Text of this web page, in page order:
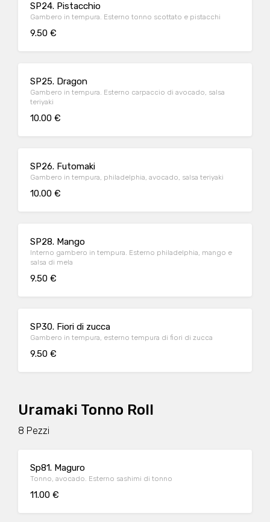
SP24. Pistacchio
Gambero in tempura. Esterno tonno scottato e pistacchi
9.50 €
SP25. Dragon
Gambero in tempura. Esterno carpaccio di avocado, salsa
teriyaki
10.00 €
SP26. Futomaki
Gambero in tempura, philadelphia, avocado, salsa teriyaki
10.00 €
SP28. Mango
Interno gambero in tempura. Esterno philadelphia, mango e
salsa di mela
9.50 €
SP30. Fiori di zucca
Gambero in tempura, esterno tempura di fiori di zucca
9.50 €
Uramaki Tonno Roll
8 Pezzi
Sp81. Maguro
Tonno, avocado. Esterno sashimi di tonno
11.00 €